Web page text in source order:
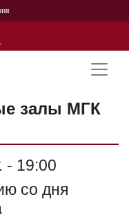
Персоналии
История
залы МГК
- 19:00
со дня